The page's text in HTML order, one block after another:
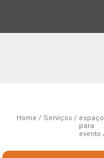
Home Serviços
espaço
para
evento